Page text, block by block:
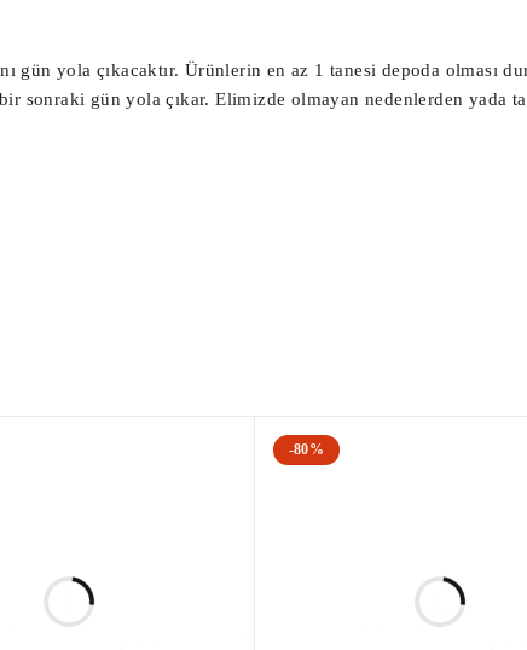
Çıkma Sigorta Tablası,
Beyni, Bsi Beyni,
Beyni,
Kart,
Arteon Çıkma Led Far Beyni, Arteon Led Far
Passat B8 Çıkma Led Far Beyni, Passat
gün yola çıkacaktır. Ürünlerin en az 1 tanesi depoda olması
sonraki gün yola çıkar. Elimizde olmayan nedenlerden yada
-80%